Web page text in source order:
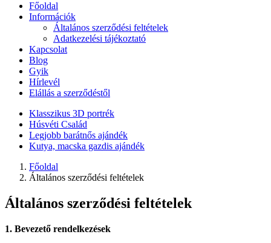
Főoldal
Információk
Általános szerződési feltételek
Adatkezelési tájékoztató
Kapcsolat
Blog
Gyik
Hírlevél
Elállás a szerződéstől
Klasszikus 3D portrék
Húsvéti Család
Legjobb barátnős ajándék
Kutya, macska gazdis ajándék
Főoldal
Általános szerződési feltételek
Általános szerződési feltételek
1. Bevezető rendelkezések